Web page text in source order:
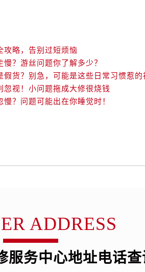
攻略，告别过短烦恼
？游丝问题你了解多少？
假货？别急，可能是这些日常习惯惹的
忽视！小问题拖成大修很烧钱
？问题可能出在你睡觉时！
ADDRESS
服务中心地址电话查